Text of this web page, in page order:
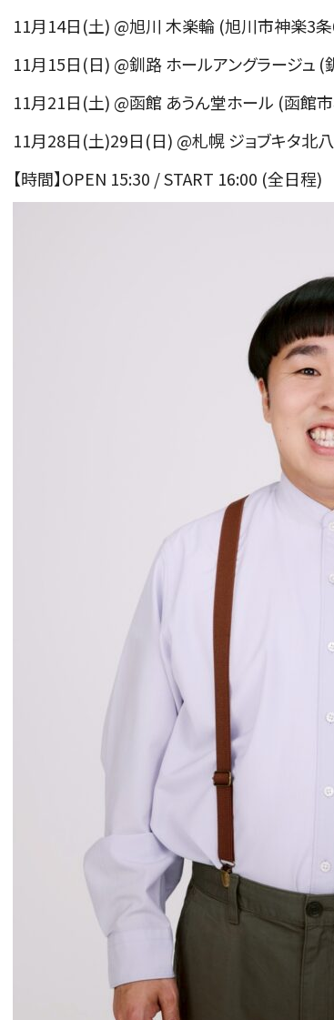
11月14日(土) @旭川 木楽輪 (旭川市神楽3
11月15日(日) @釧路 ホールアングラージュ
11月21日(土) @函館 あうん堂ホール (函館
11月28日(土)29日(日) @札幌 ジョブキタ北
【時間】OPEN 15:30 / START 16:00 (全日程)